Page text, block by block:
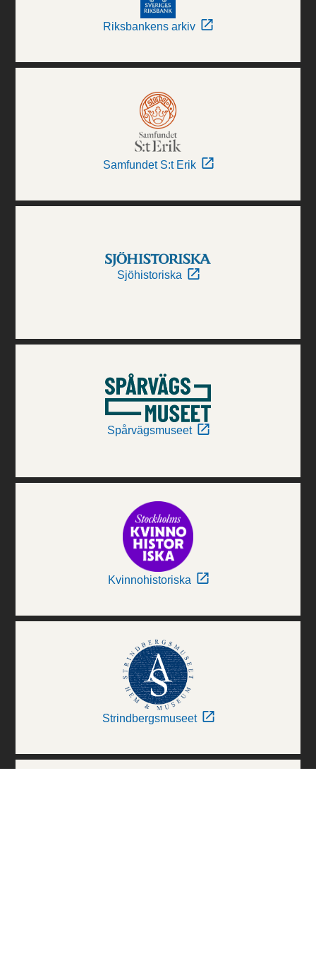
Riksbankens arkiv
Samfundet S:t Erik
Sjöhistoriska
Spårvägsmuseet
Kvinnohistoriska
Strindbergsmuseet